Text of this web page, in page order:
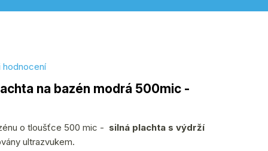
na bazén modrá 500mic -
hodnocení
o tloušťce 500 mic - silná plachta s výdrží
ultrazvukem.